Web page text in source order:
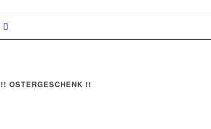
!! OSTERGESCHENK !!